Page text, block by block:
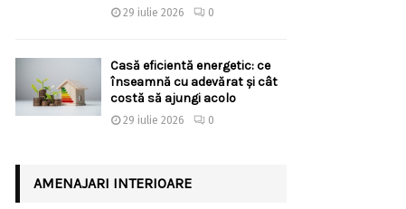
29 iulie 2026 0
Casă eficientă energetic: ce
înseamnă cu adevărat și cât
costă să ajungi acolo
29 iulie 2026 0
AMENAJARI INTERIOARE